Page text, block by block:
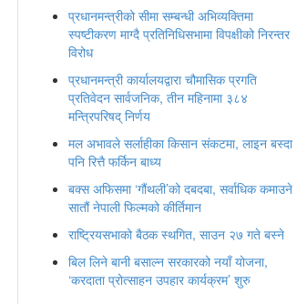
प्रधानमन्त्रीको सीमा सम्बन्धी अभिव्यक्तिमा
स्पष्टीकरण माग्दै प्रतिनिधिसभामा विपक्षीको निरन्तर
विरोध
प्रधानमन्त्री कार्यालयद्वारा चौमासिक प्रगति
प्रतिवेदन सार्वजनिक, तीन महिनामा ३८४
मन्त्रिपरिषद् निर्णय
मल अभावले सर्लाहीका किसान संकटमा, लाइन बस्दा
पनि रित्तै फर्किन बाध्य
बक्स अफिसमा ‘गौंथली’को दबदबा, सर्वाधिक कमाउने
सातौं नेपाली फिल्मको कीर्तिमान
राष्ट्रियसभाको बैठक स्थगित, साउन २७ गते बस्ने
बिल लिने बानी बसाल्न सरकारको नयाँ योजना,
‘करदाता प्रोत्साहन उपहार कार्यक्रम’ शुरु